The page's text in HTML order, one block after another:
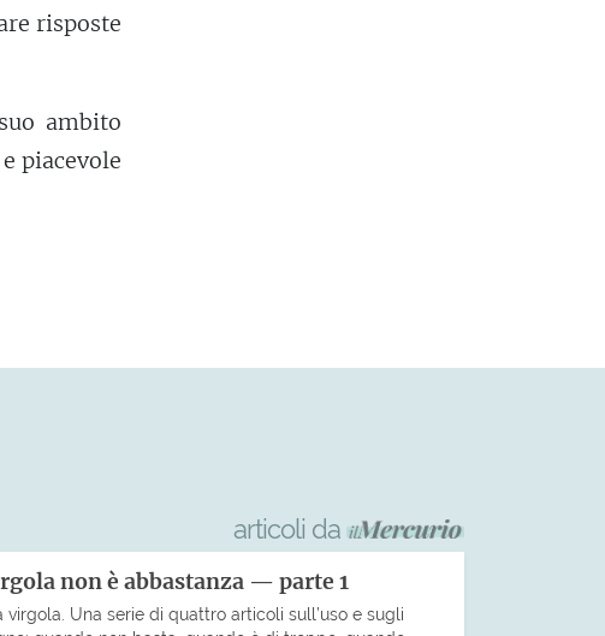
risposte
ambito
piacevole
articoli da
non è abbastanza — parte 1
virgola. Una serie di quattro articoli sull’uso e sugli